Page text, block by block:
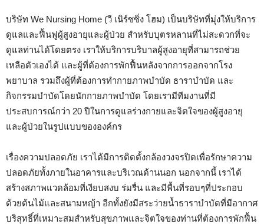
บริษัท We Nursing Home (วี เนิร์ซซิ่ง โฮม) เป็นบริษัทที่มุ่งให้บริการ
ดูแลและฟื้นฟูผู้สูงอายุและผู้ป่วย สำหรับบุตรหลานที่ไม่สะดวกที่จะ
ดูแลท่านได้โดยตรง เราให้บริการบริบาลผู้สูงอายุที่สามารถช่วย
เหลือตัวเองได้ และผู้ที่ต้องการพักฟื้นหลังจากการออกจากโรง
พยาบาล รวมถึงผู้ที่ต้องการทำกายภาพบำบัด ธาราบำบัด และ
กิจกรรมบำบัดโดยนักกายภาพบำบัด โดยเรามีทีมงานที่มี
ประสบการณ์กว่า 20 ปีในการดูแลร่างกายและจิตใจของผู้สูงอายุ
และผู้ป่วยในรูปแบบขององค์กร
เรื่องความปลอดภัย เราได้มีการติดตั้งกล้องวงจรปิดเพื่อรักษาความ
ปลอดภัยทั้งภายในอาคารและบริเวณด้านนอก นอกจากนี้ เราได้
สร้างสภาพแวดล้อมที่เงียบสงบ ร่มรื่น และมีพื้นที่รอบๆที่ประกอบ
ด้วยต้นไม้และสนามหญ้า อีกทั้งยังมีสระว่ายน้ำธาราบำบัดที่มีอากาศ
บริสุทธิ์ที่เหมาะสมสำหรับสุขภาพและจิตใจของท่านที่ต้องการพักฟื้น